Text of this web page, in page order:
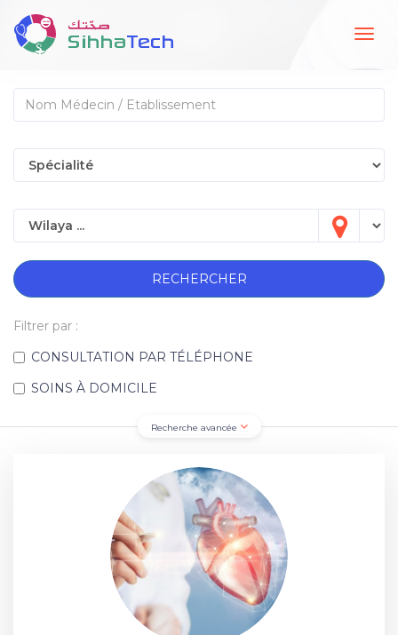
RECHERCHER
Filtrer par :
CONSULTATION PAR TÉLÉPHONE
SOINS À DOMICILE
Recherche avancée